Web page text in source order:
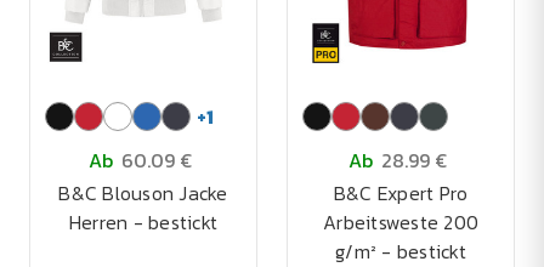
+1
Ab 60.09 €
B&C Blouson Jacke
Herren - bestickt
Ab 28.99 €
B&C Expert Pro
Arbeitsweste 200
g/m² - bestickt